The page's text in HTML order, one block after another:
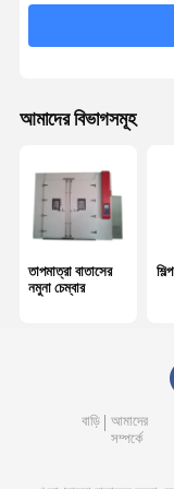
লবণ স্প্রে টেস্ট চেম্বার
প্যাকেজ টেস্টিং যন্ত্রপাতি
কাগজ টেস্টিং যন্ত্রপাতি
আঠালো টেস্টিং যন্ত্রপাতি
আমাদের বিভাগসমূহ
তাপমাত্রা বাতাসের
নমুনা চেম্বার
বাড়ি
আমাদের
সম্পর্কে